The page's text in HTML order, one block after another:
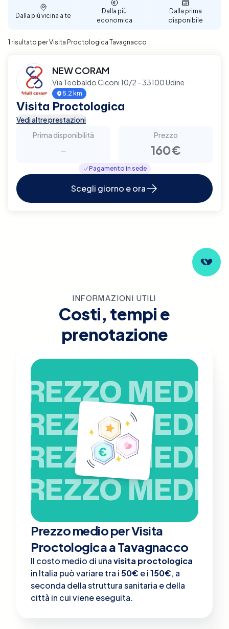
Dalla più vicina a te
Dalla più
economica
Dalla prima
disponibile
1 risultato per Visita Proctologica Tavagnacco
NEW CORAM
Via Teobaldo Ciconi 10/2 - 33100 Udine
5.2 km
Visita Proctologica
Vedi altre prestazioni
Prima disponibilità
-
Prezzo
160€
Pagamento in sede
Scegli giorno e ora
INFORMAZIONI UTILI
Costi, tempi e
prenotazione
PREZZO MEDIO
PREZZO MEDIO
PREZZO MEDIO
PREZZO MEDIO
Prezzo medio per Visita
Proctologica a Tavagnacco
Il costo medio di unavisita proctologica
in Italia può variare tra i 50€ e i150€, a
seconda della struttura sanitaria e della
città in cui viene eseguita.